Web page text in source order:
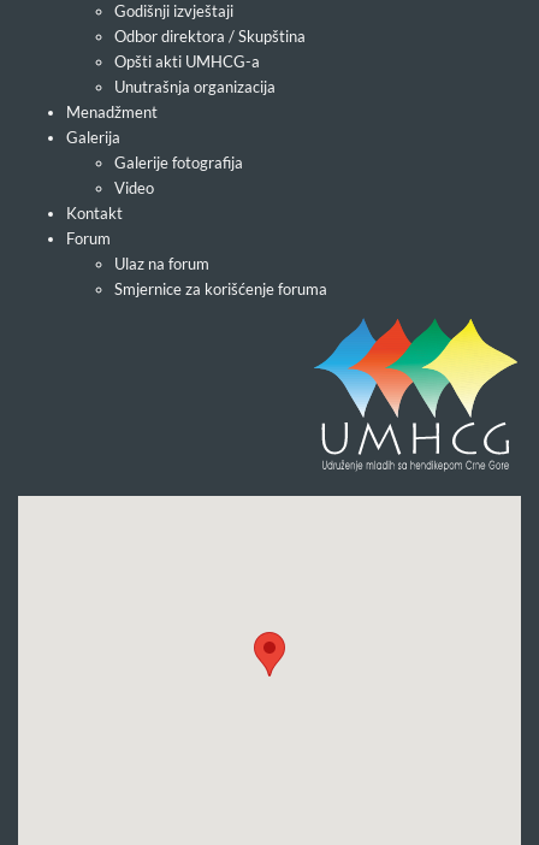
Godišnji izvještaji
Odbor direktora / Skupština
Opšti akti UMHCG-a
Unutrašnja organizacija
Menadžment
Galerija
Galerije fotografija
Video
Kontakt
Forum
Ulaz na forum
Smjernice za korišćenje foruma